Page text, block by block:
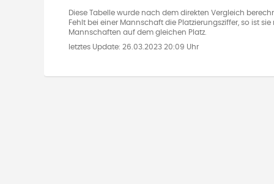
Diese Tabelle wurde nach dem direkten Vergleich
Fehlt bei einer Mannschaft die Platzierungsziffer, so ist
Mannschaften auf dem gleichen Platz.
letztes Update: 26.03.2023 20:09 Uhr